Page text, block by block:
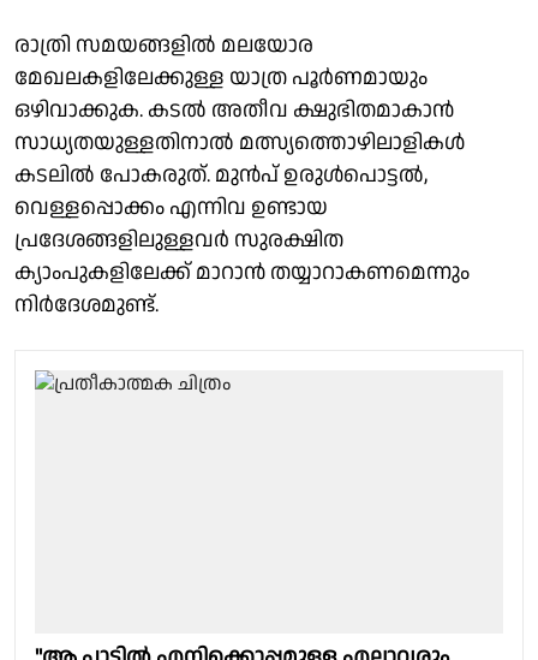
രാത്രി സമയങ്ങളിൽ മലയോര
മേഖലകളിലേക്കുള്ള യാത്ര പൂർണമായും
ഒഴിവാക്കുക. കടൽ അതീവ ക്ഷുഭിതമാകാൻ
സാധ്യതയുള്ളതിനാൽ മത്സ്യത്തൊഴിലാളികൾ
കടലിൽ പോകരുത്. മുൻപ് ഉരുൾപൊട്ടൽ,
വെള്ളപ്പൊക്കം എന്നിവ ഉണ്ടായ
പ്രദേശങ്ങളിലുള്ളവർ സുരക്ഷിത
ക്യാംപുകളിലേക്ക് മാറാൻ തയ്യാറാകണമെന്നും
നിർദേശമുണ്ട്.